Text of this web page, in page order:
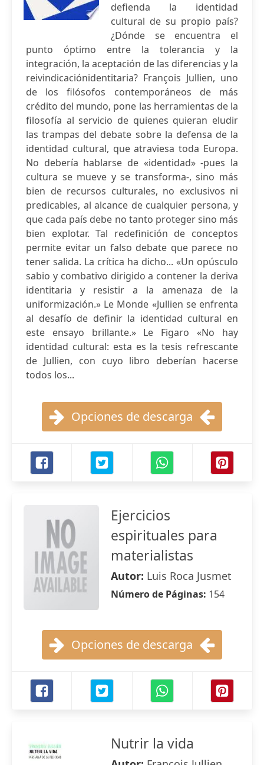
defienda la identidad
cultural de su propio país?
¿Dónde se encuentra el
punto óptimo entre la tolerancia y la
integración, la aceptación de las diferencias y la
reivindicaciónidentitaria? François Jullien, uno
de los filósofos contemporáneos de más
crédito del mundo, pone las herramientas de la
filosofía al servicio de quienes quieran eludir
las trampas del debate sobre la defensa de la
identidad cultural, que atraviesa toda Europa.
No debería hablarse de «identidad» -pues la
cultura se mueve y se transforma-, sino más
bien de recursos culturales, no exclusivos ni
predicables, al alcance de cualquier persona, y
que cada país debe no tanto proteger sino más
bien explotar. Tal redefinición de conceptos
permite evitar un falso debate que parece no
tener salida. La crítica ha dicho... «Un opúsculo
sabio y combativo dirigido a contener la deriva
identitaria y resistir a la amenaza de la
uniformización.» Le Monde «Jullien se enfrenta
al desafío de definir la identidad cultural en
este ensayo brillante.» Le Figaro «No hay
identidad cultural: esta es la tesis refrescante
de Jullien, con cuyo libro deberían hacerse
todos los...
Opciones de descarga
Ejercicios
espirituales para
materialistas
Autor: Luis Roca Jusmet
Número de Páginas: 154
Opciones de descarga
Nutrir la vida